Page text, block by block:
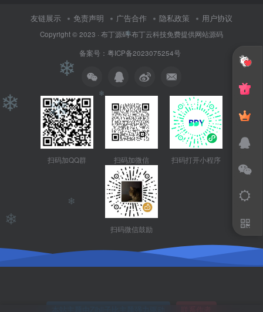
友链展示 免责声明 广告合作 隐私政策 用户协议
Copyright © 2023 · 布丁源码-布丁云科技免费提供网站源码
备案号：粤ICP备2023075254号
扫码加QQ群 扫码加微信 扫码打开小程序
扫码微信鼓励
❄
❄
❄